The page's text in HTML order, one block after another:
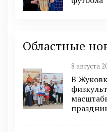
Областные
8 августа
В